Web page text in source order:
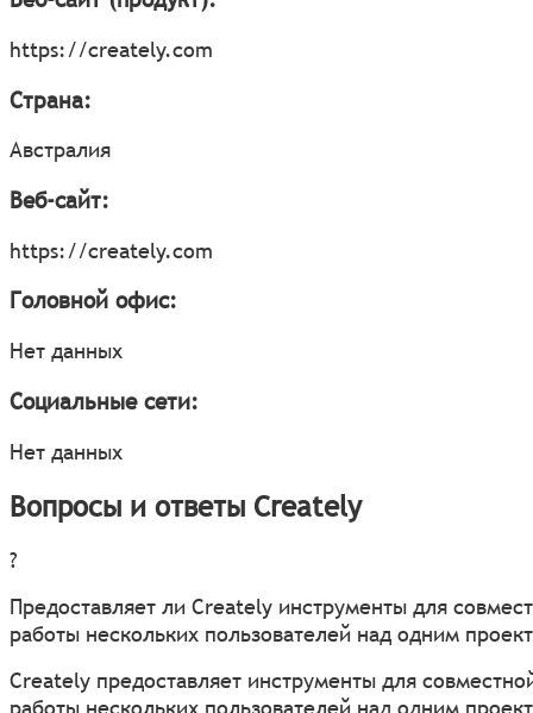
https://creately.com
Страна:
Австралия
Веб-сайт:
https://creately.com
Головной офис:
Нет данных
Социальные сети:
Нет данных
Вопросы и ответы Creately
?
Предоставляет ли Creately инструменты для
работы нескольких пользователей над одним
Creately предоставляет инструменты для